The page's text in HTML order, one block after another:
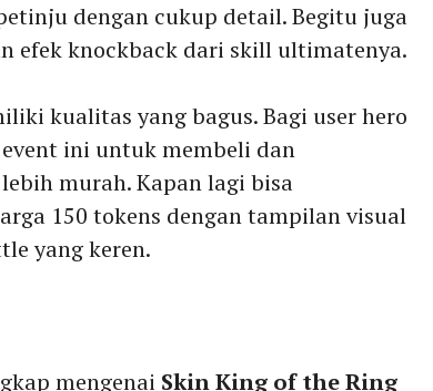
dengan cukup detail. Begitu juga
efek knockback dari skill ultimatenya.
kualitas yang bagus. Bagi user hero
ini untuk membeli dan
murah. Kapan lagi bisa
150 tokens dengan tampilan visual
yang keren.
mengenai Skin King of the Ring